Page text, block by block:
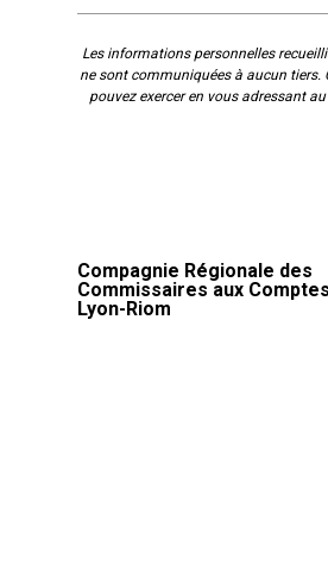
Les informations personnelles
ne sont communiquées à aucun tiers.
pouvez exercer en vous adressant
Compagnie Régionale des
Commissaires aux
Lyon-Riom